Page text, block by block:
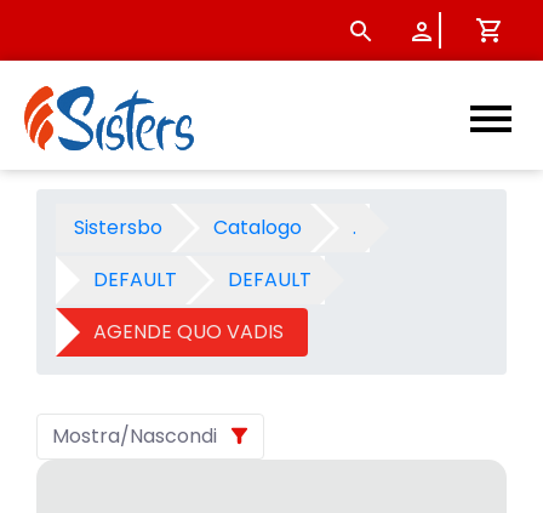
AGENDE QUO VADIS -
Sistersbo Catalogo
.
DEFAULT
DEFAULT
AGENDE QUO VADIS
Mostra/Nascondi